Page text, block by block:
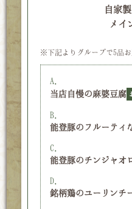
自家
メイ
※下記よりグループで5品
A.
当店自慢の麻婆豆腐
B.
能登豚のフルーティ
C.
能登豚のチンジャオ
D.
銘柄鶏のユーリンチ